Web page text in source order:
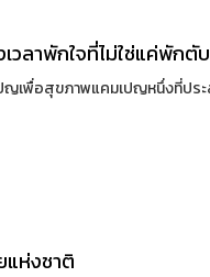
วลาพักใจที่ไม่ใช่แค่พักตับ
เพื่อสุขภาพแคมเปญหนึ่งที่ประ
แห่งชาติ